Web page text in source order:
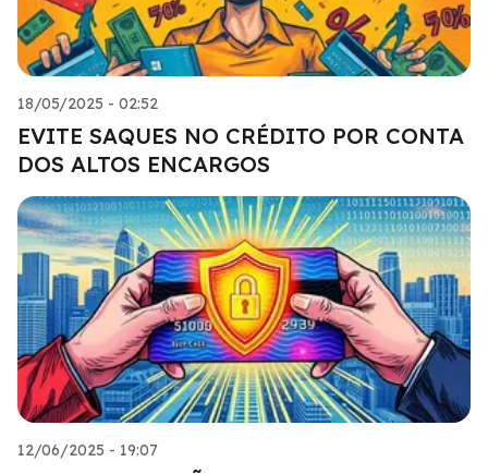
18/05/2025 - 02:52
EVITE SAQUES NO CRÉDITO POR CONTA
DOS ALTOS ENCARGOS
12/06/2025 - 19:07